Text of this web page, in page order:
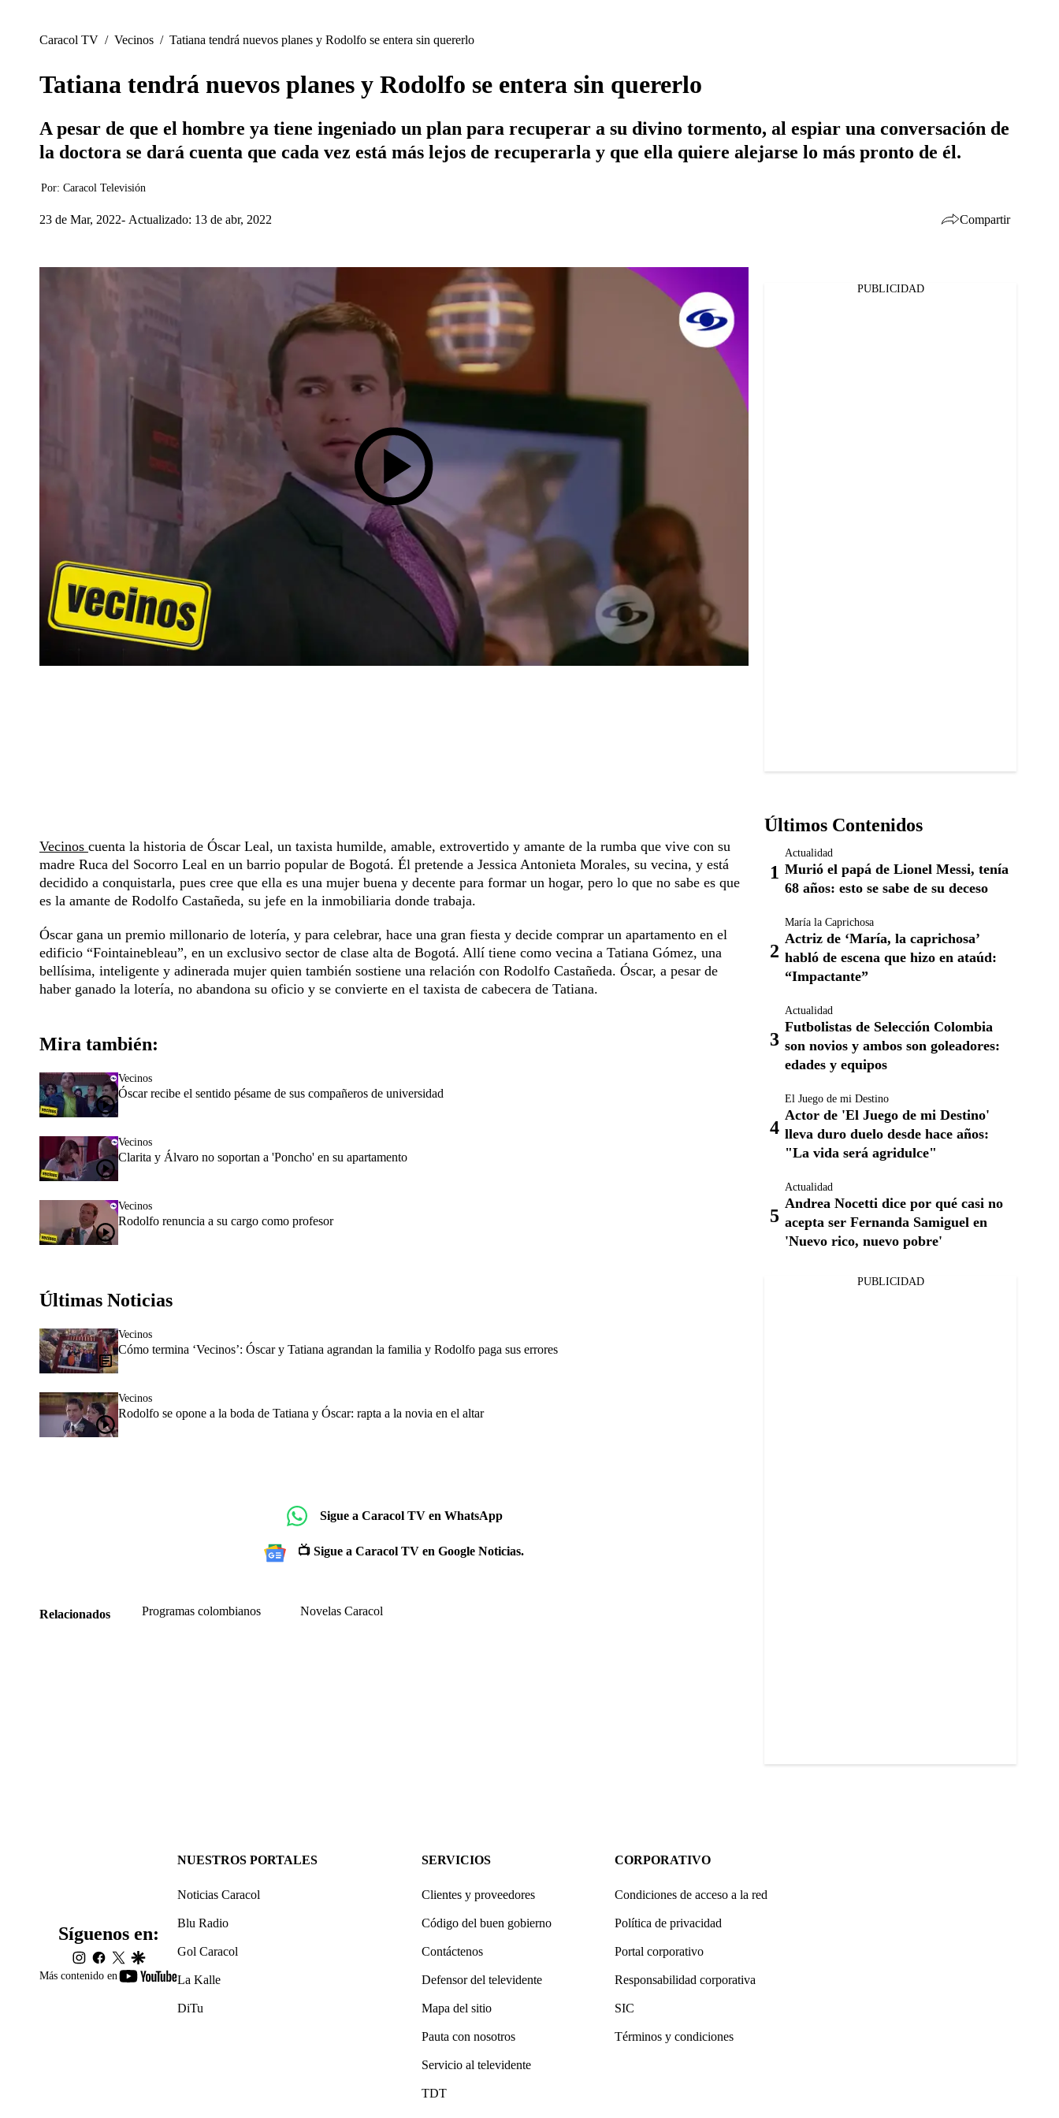
Caracol TV / Vecinos / Tatiana tendrá nuevos planes y Rodolfo se entera sin quererlo
Tatiana tendrá nuevos planes y Rodolfo se entera sin quererlo
A pesar de que el hombre ya tiene ingeniado un plan para recuperar a su divino tormento, al espiar una conversación de
la doctora se dará cuenta que cada vez está más lejos de recuperarla y que ella quiere alejarse lo más pronto de él.
Por: Caracol Televisión
23 de Mar, 2022 Actualizado: 13 de abr, 2022 Compartir
Vecinos cuenta la historia de Óscar Leal, un taxista humilde, amable, extrovertido y amante de la rumba que vive con su
madre Ruca del Socorro Leal en un barrio popular de Bogotá. Él pretende a Jessica Antonieta Morales, su vecina, y está
decidido a conquistarla, pues cree que ella es una mujer buena y decente para formar un hogar, pero lo que no sabe es que
es la amante de Rodolfo Castañeda, su jefe en la inmobiliaria donde trabaja.
Óscar gana un premio millonario de lotería, y para celebrar, hace una gran fiesta y decide comprar un apartamento en el
edificio “Fointainebleau”, en un exclusivo sector de clase alta de Bogotá. Allí tiene como vecina a Tatiana Gómez, una
bellísima, inteligente y adinerada mujer quien también sostiene una relación con Rodolfo Castañeda. Óscar, a pesar de
haber ganado la lotería, no abandona su oficio y se convierte en el taxista de cabecera de Tatiana.
Mira también:
Vecinos
Óscar recibe el sentido pésame de sus compañeros de universidad
Vecinos
Clarita y Álvaro no soportan a 'Poncho' en su apartamento
Vecinos
Rodolfo renuncia a su cargo como profesor
Últimas Noticias
Vecinos
Cómo termina ‘Vecinos’: Óscar y Tatiana agrandan la familia y Rodolfo paga sus errores
Vecinos
Rodolfo se opone a la boda de Tatiana y Óscar: rapta a la novia en el altar
Sigue a Caracol TV en WhatsApp
📺 Sigue a Caracol TV en Google Noticias.
Relacionados Programas colombianos Novelas Caracol
PUBLICIDAD
Últimos Contenidos
Actualidad
Murió el papá de Lionel Messi, tenía
68 años: esto se sabe de su deceso
María la Caprichosa
Actriz de ‘María, la caprichosa’
habló de escena que hizo en ataúd:
“Impactante”
Actualidad
Futbolistas de Selección Colombia
son novios y ambos son goleadores:
edades y equipos
El Juego de mi Destino
Actor de 'El Juego de mi Destino'
lleva duro duelo desde hace años:
"La vida será agridulce"
Actualidad
Andrea Nocetti dice por qué casi no
acepta ser Fernanda Samiguel en
'Nuevo rico, nuevo pobre'
PUBLICIDAD
Más contenido en
youtube-
Síguenos en:
instagram
facebook
twittergoogle
NUESTROS PORTALES
Noticias Caracol
Blu Radio
Gol Caracol
La Kalle
DiTu
SERVICIOS
Clientes y proveedores
Código del buen gobierno
Contáctenos
Defensor del televidente
Mapa del sitio
Pauta con nosotros
Servicio al televidente
TDT
CORPORATIVO
Condiciones de acceso a la red
Política de privacidad
Portal corporativo
Responsabilidad corporativa
SIC
Términos y condiciones